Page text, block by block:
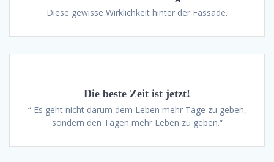
Diese gewisse Wirklichkeit hinter der Fassade.
Die beste Zeit ist jetzt!
“ Es geht nicht darum dem Leben mehr Tage zu geben,
sondern den Tagen mehr Leben zu geben.“